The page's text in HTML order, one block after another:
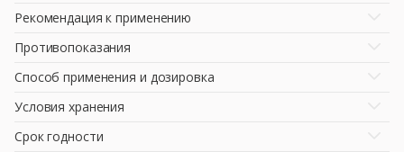
Рекомендация к применению
Противопоказания
Способ применения и дозировка
Условия хранения
Срок годности